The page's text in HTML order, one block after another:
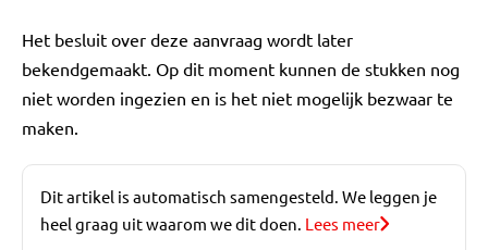
Het besluit over deze aanvraag wordt later
bekendgemaakt. Op dit moment kunnen de stukken nog
niet worden ingezien en is het niet mogelijk bezwaar te
maken.
Dit artikel is automatisch samengesteld. We leggen je
heel graag uit waarom we dit doen. Lees meer